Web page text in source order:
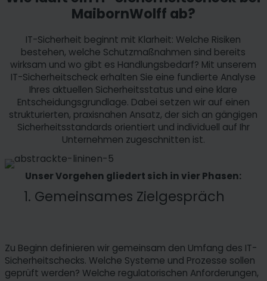
MaibornWolff ab?
IT-Sicherheit beginnt mit Klarheit: Welche Risiken
bestehen, welche Schutzmaßnahmen sind bereits
wirksam und wo gibt es Handlungsbedarf? Mit unserem
IT-Sicherheitscheck erhalten Sie eine fundierte Analyse
Ihres aktuellen Sicherheitsstatus und eine klare
Entscheidungsgrundlage. Dabei setzen wir auf einen
strukturierten, praxisnahen Ansatz, der sich an gängigen
Sicherheitsstandards orientiert und individuell auf Ihr
Unternehmen zugeschnitten ist.
Unser Vorgehen gliedert sich in vier Phasen:
1. Gemeinsames Zielgespräch
Zu Beginn definieren wir gemeinsam den Umfang des IT-
Sicherheitschecks. Welche Systeme und Prozesse sollen
geprüft werden? Welche regulatorischen Anforderungen,